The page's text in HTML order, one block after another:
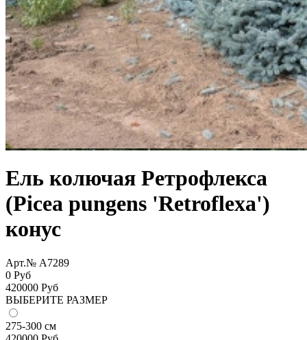
Ель колючая Ретрофлекса
(Picea pungens 'Retroflexa')
конус
Арт.№ A7289
0 Руб
420000 Руб
ВЫБЕРИТЕ РАЗМЕР
275-300 см